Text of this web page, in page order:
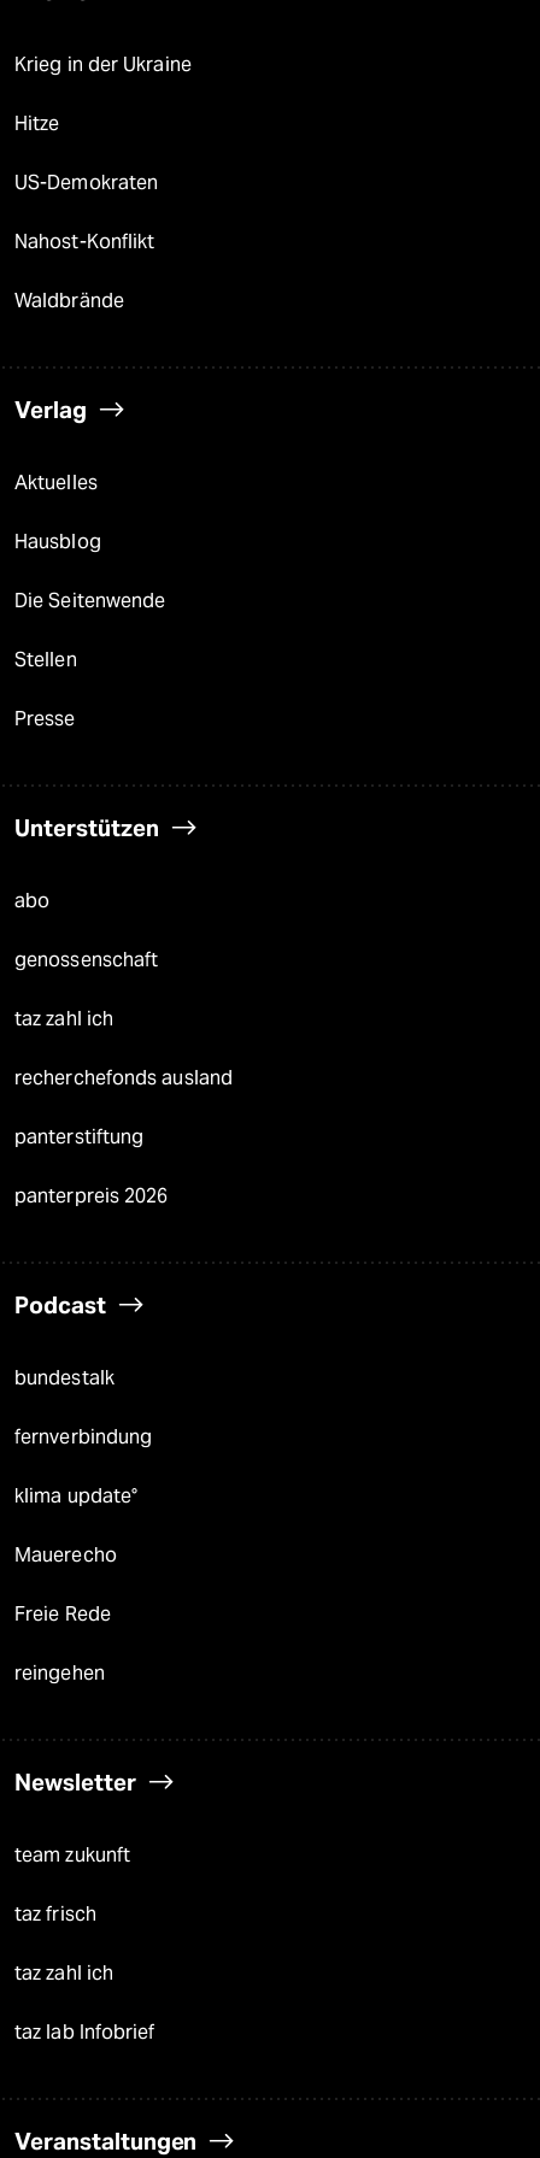
Krieg in der Ukraine
Hitze
US-Demokraten
Nahost-Konflikt
Waldbrände
Verlag
Aktuelles
Hausblog
Die Seitenwende
Stellen
Presse
Unterstützen
abo
genossenschaft
taz zahl ich
recherchefonds ausland
panterstiftung
panterpreis 2026
Podcast
bundestalk
fernverbindung
klima update°
Mauerecho
Freie Rede
reingehen
Newsletter
team zukunft
taz frisch
taz zahl ich
taz lab Infobrief
Veranstaltungen